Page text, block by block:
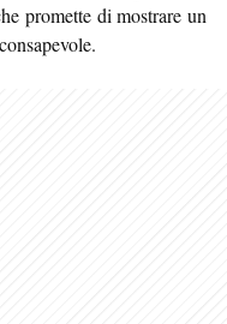
promette di mostrare un